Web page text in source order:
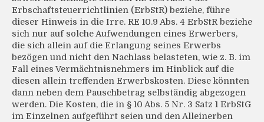
Erbschaftsteuerrichtlinien (ErbStR) beziehe, führe
dieser Hinweis in die Irre. RE 10.9 Abs. 4 ErbStR beziehe
sich nur auf solche Aufwendungen eines Erwerbers,
die sich allein auf die Erlangung seines Erwerbs
bezögen und nicht den Nachlass belasteten, wie z. B. im
Fall eines Vermächtnisnehmers im Hinblick auf die
diesen allein treffenden Erwerbskosten. Diese könnten
dann neben dem Pauschbetrag selbständig abgezogen
werden. Die Kosten, die in § 10 Abs. 5 Nr. 3 Satz 1 ErbStG
im Einzelnen aufgeführt seien und den Alleinerben